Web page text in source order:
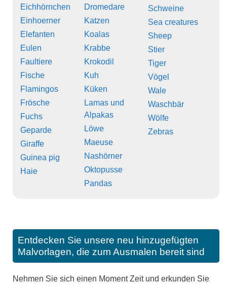
Eichhörnchen
Einhoerner
Elefanten
Eulen
Faultiere
Fische
Flamingos
Frösche
Fuchs
Geparde
Giraffe
Guinea pig
Haie
Dromedare
Katzen
Koalas
Krabbe
Krokodil
Kuh
Küken
Lamas und
Alpakas
Löwe
Maeuse
Nashörner
Oktopusse
Pandas
Schweine
Sea creatures
Sheep
Stier
Tiger
Vögel
Wale
Waschbär
Wölfe
Zebras
Entdecken Sie unsere neu hinzugefügten
Malvorlagen, die zum Ausmalen bereit sind
Nehmen Sie sich einen Moment Zeit und erkunden Sie